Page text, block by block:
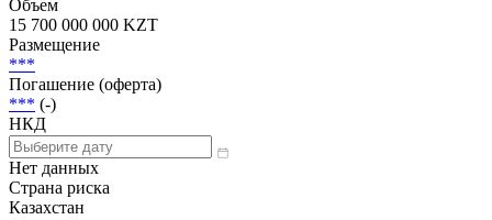
Объем
15 700 000 000 KZT
Размещение
***
Погашение (оферта)
*** (-)
НКД
Нет данных
Страна риска
Казахстан